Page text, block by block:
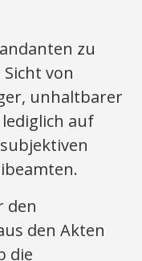
zu
von
unhaltbarer
auf
den
den Akten
die